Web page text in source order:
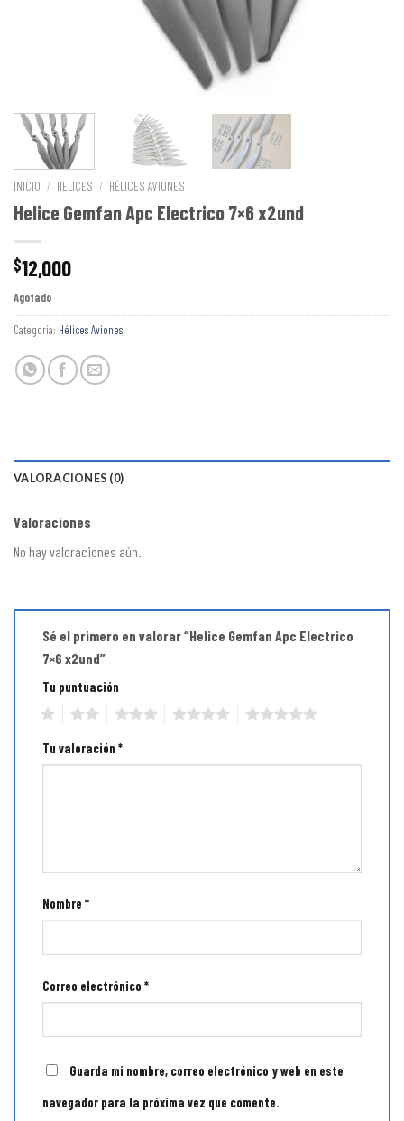
INICIO / HELICES / HÉLICES AVIONES
Helice Gemfan Apc Electrico 7×6 x2und
$12,000
Agotado
Categoría: Hélices Aviones
VALORACIONES (0)
Valoraciones
No hay valoraciones aún.
Sé el primero en valorar “Helice Gemfan Apc Electrico
7×6 x2und”
Tu puntuación
Tu valoración *
Nombre *
Correo electrónico *
Guarda mi nombre, correo electrónico y web en este
navegador para la próxima vez que comente.